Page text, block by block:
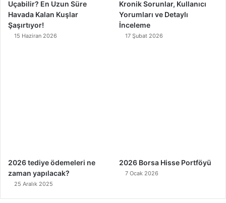
Uçabilir? En Uzun Süre
Havada Kalan Kuşlar
Şaşırtıyor!
15 Haziran 2026
Kronik Sorunlar, Kullanıcı
Yorumları ve Detaylı
İnceleme
17 Şubat 2026
2026 tediye ödemeleri ne
zaman yapılacak?
25 Aralık 2025
2026 Borsa Hisse Portföyü
7 Ocak 2026